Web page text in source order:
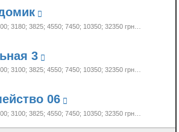
3180; 3825; 4550; 7450; 10350; 32350 грн…
3
3100; 3825; 4550; 7450; 10350; 32350 грн…
06
3100; 3825; 4550; 7450; 10350; 32350 грн…